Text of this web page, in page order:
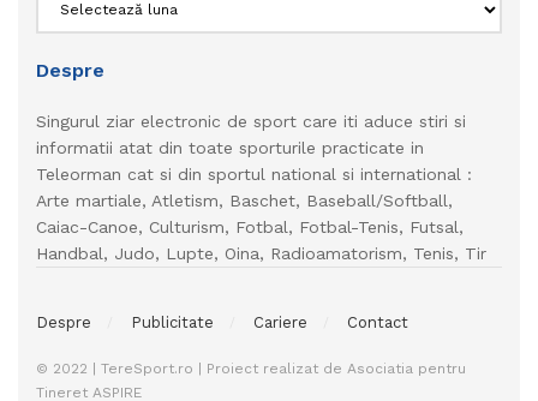
Despre
Singurul ziar electronic de sport care iti aduce stiri si
informatii atat din toate sporturile practicate in
Teleorman cat si din sportul national si international :
Arte martiale, Atletism, Baschet, Baseball/Softball,
Caiac-Canoe, Culturism, Fotbal, Fotbal-Tenis, Futsal,
Handbal, Judo, Lupte, Oina, Radioamatorism, Tenis, Tir
Despre Publicitate Cariere Contact
© 2022 | TereSport.ro | Proiect realizat de Asociatia pentru
Tineret ASPIRE